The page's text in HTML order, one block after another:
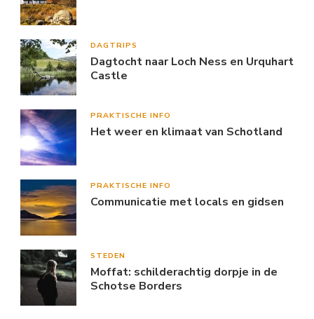
DAGTRIPS
Dagtocht naar Loch Ness en Urquhart
Castle
PRAKTISCHE INFO
Het weer en klimaat van Schotland
PRAKTISCHE INFO
Communicatie met locals en gidsen
STEDEN
Moffat: schilderachtig dorpje in de
Schotse Borders